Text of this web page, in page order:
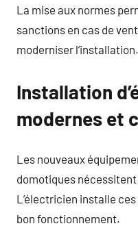
La mise aux normes
sanctions en cas de
moderniser l’installation.
Installation
modernes et
Les nouveaux
domotiques
L’électricien installe
bon fonctionnement.